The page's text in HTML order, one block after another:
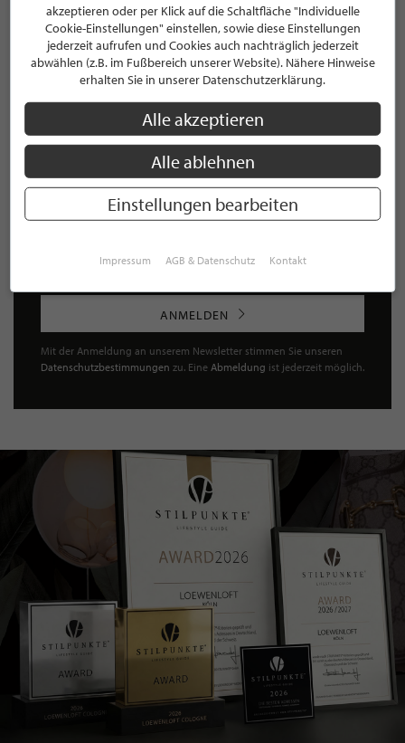
NEWSLETTER
Bleiben Sie immer UP TO DATE! Melden Sie sich jetzt für
unseren STILPUNKTE®-Newsletter an und profitieren Sie
von exklusivenNeuigkeiten, TrendsundAngeboten
Mit der Anmeldung für unseren Newsletter stimmen Sie
unserenDatenschutzbestimmungenzu. EineAbmeldung
ist jederzeit möglich.
ANMELDEN
Mit der Anmeldung an unserem Newsletter stimmen Sie unseren
Datenschutzbestimmungen zu. Eine Abmeldung ist jederzeit möglich.
akzeptieren oder per Klick auf die Schaltfläche "Individuelle
Cookie-Einstellungen" einstellen, sowie diese Einstellungen
jederzeit aufrufen und Cookies auch nachträglich jederzeit
abwählen (z.B. im Fußbereich unserer Website). Nähere Hinweise
erhalten Sie in unserer Datenschutzerklärung.
Alle akzeptieren
Alle ablehnen
Einstellungen bearbeiten
Impressum AGB & Datenschutz Kontakt